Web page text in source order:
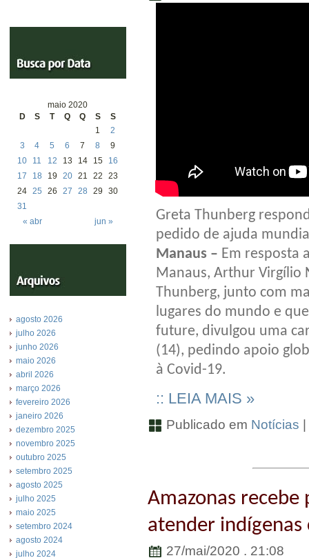
maio 2020
D
S T Q Q S S
« abr jun »
1
2
3
4 5 6 7 8
9
10
11 12 13 14 15
16
17
18 19 20 21 22
23
24 25 26 27 28 29
30
31
agosto 2026
julho 2026
junho 2026
maio 2026
abril 2026
março 2026
fevereiro 2026
janeiro 2026
dezembro 2025
novembro 2025
outubro 2025
setembro 2025
agosto 2025
julho 2025
maio 2025
setembro 2024
agosto 2024
julho 2024
Greta Thunberg
pedido de ajuda
Manaus – Em resposta
Manaus, Arthur Virgílio
Thunberg, junto com
lugares do mundo e
future, divulgou uma
(14), pedindo apoio
à Covid-19.
:: LEIA MAIS »
Publicado em Notícias
Amazonas recebe
atender indígenas
27/mai/2020 . 21:08